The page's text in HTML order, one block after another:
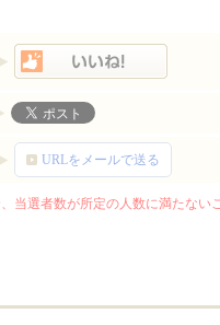
URLをメールで送る
当選者数が所定の人数に満たない